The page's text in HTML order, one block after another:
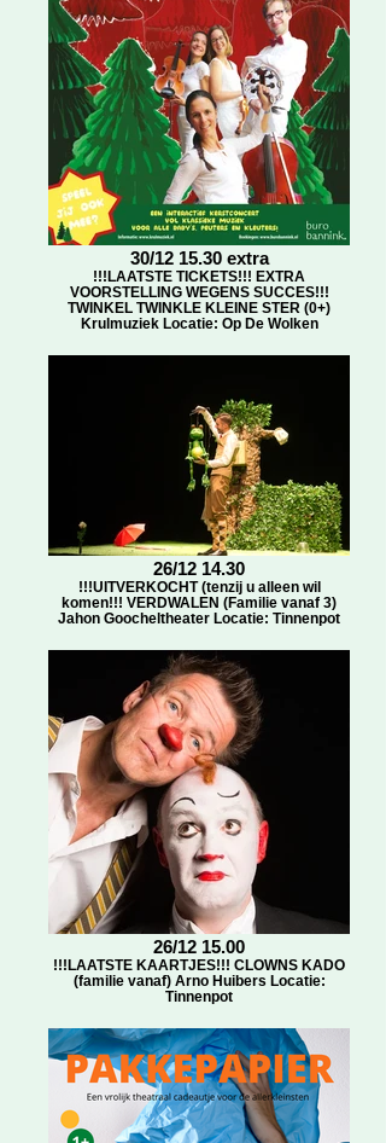
30/12 15.30 extra
!!!LAATSTE TICKETS!!! EXTRA
VOORSTELLING WEGENS SUCCES!!!
TWINKEL TWINKLE KLEINE STER (0+)
Krulmuziek Locatie: Op De Wolken
26/12 14.30
!!!UITVERKOCHT (tenzij u alleen wil
komen!!! VERDWALEN (Familie vanaf 3)
Jahon Goocheltheater Locatie: Tinnenpot
26/12 15.00
!!!LAATSTE KAARTJES!!! CLOWNS KADO
(familie vanaf) Arno Huibers Locatie:
Tinnenpot